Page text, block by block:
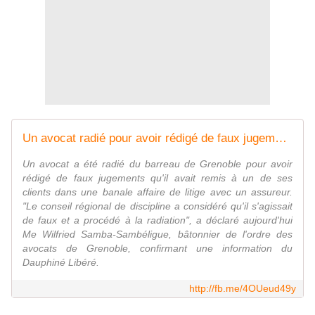
Un avocat radié pour avoir rédigé de faux jugements
Un avocat a été radié du barreau de Grenoble pour avoir
rédigé de faux jugements qu'il avait remis à un de ses
clients dans une banale affaire de litige avec un assureur.
"Le conseil régional de discipline a considéré qu'il s'agissait
de faux et a procédé à la radiation", a déclaré aujourd'hui
Me Wilfried Samba-Sambéligue, bâtonnier de l'ordre des
avocats de Grenoble, confirmant une information du
Dauphiné Libéré.
http://fb.me/4OUeud49y